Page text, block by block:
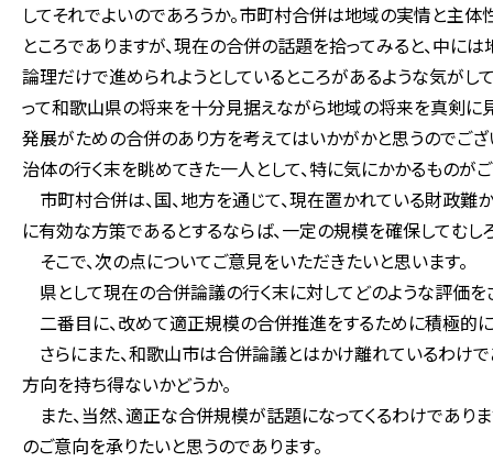
してそれでよいのであろうか。市町村合併は地域の実情と主
ところでありますが、現在の合併の話題を拾ってみると、中
論理だけで進められようとしているところがあるような気がし
って和歌山県の将来を十分見据えながら地域の将来を真剣に
発展がための合併のあり方を考えてはいかがかと思うのでご
治体の行く末を眺めてきた一人として、特に気にかかるものがご
市町村合併は、国、地方を通じて、現在置かれている財政
に有効な方策であるとするならば、一定の規模を確保してむ
そこで、次の点についてご意見をいただきたいと思います。
県として現在の合併論議の行く末に対してどのような評価を
二番目に、改めて適正規模の合併推進をするために積極的
さらにまた、和歌山市は合併論議とはかけ離れているわけ
方向を持ち得ないかどうか。
また、当然、適正な合併規模が話題になってくるわけであ
のご意向を承りたいと思うのであります。